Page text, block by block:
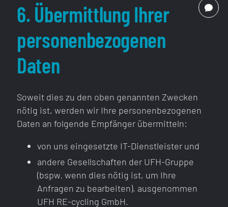
6. Übermittlung Ihrer
personenbezogenen
Daten
Soweit dies zu den oben genannten Zwecken
nötig ist, werden wir Ihre personenbezogenen
Daten an folgende Empfänger übermitteln:
von uns eingesetzte IT-Dienstleister und
andere Gesellschaften der UFH-Gruppe
(bspw. wenn dies nötig ist, um Ihre
Anfragen zu bearbeiten), ausgenommen
UFH RE-cycling GmbH.